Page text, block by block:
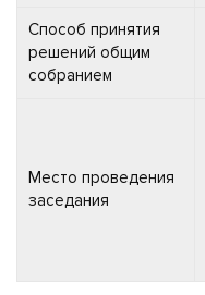
Способ принятия
решений общим
собранием
Место проведения
заседания